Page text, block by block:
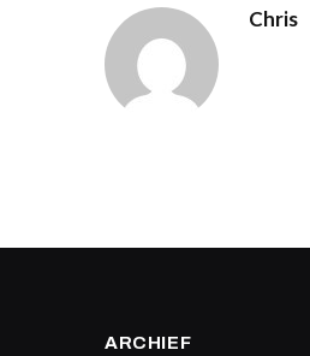
Chris
ARCHIEF